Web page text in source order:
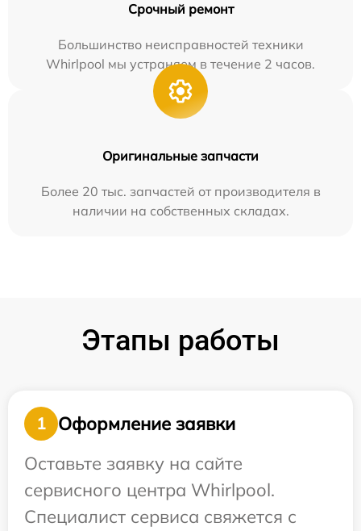
Срочный ремонт
Большинство неисправностей техники
Whirlpool мы устраняем в течение 2 часов.
Оригинальные запчасти
Более 20 тыс. запчастей от производителя в
наличии на собственных складах.
Этапы работы
1
Оформление заявки
Оставьте заявку на сайте
сервисного центра Whirlpool.
Специалист сервиса свяжется с